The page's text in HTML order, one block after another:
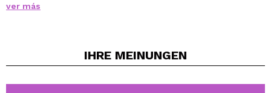
Es enthält nur die wesentlichen Komponenten für die
stellt einen unmittelbaren beruhigenden Effekt.
reduziert.
ver más
IHRE MEINUNGEN